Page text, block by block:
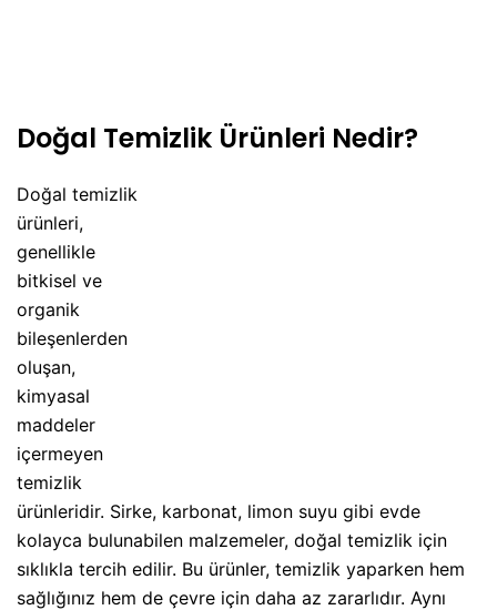
Doğal Temizlik Ürünleri Nedir?
Doğal temizlik
ürünleri,
genellikle
bitkisel ve
organik
bileşenlerden
oluşan,
kimyasal
maddeler
içermeyen
temizlik
ürünleridir. Sirke, karbonat, limon suyu gibi evde
kolayca bulunabilen malzemeler, doğal temizlik için
sıklıkla tercih edilir. Bu ürünler, temizlik yaparken hem
sağlığınız hem de çevre için daha az zararlıdır. Aynı